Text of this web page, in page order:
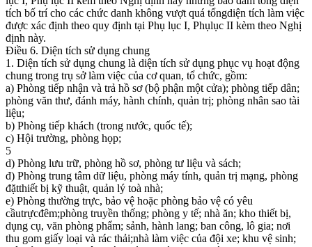
tích bố trí cho các chức danh không vượt quá tổngdiện tích làm việc
được xác định theo quy định tại Phụ lục I, Phụlục II kèm theo Nghị
định này.
Điều 6. Diện tích sử dụng chung
1. Diện tích sử dụng chung là diện tích sử dụng phục vụ hoạt động
chung trong trụ sở làm việc của cơ quan, tổ chức, gồm:
a) Phòng tiếp nhận và trả hồ sơ (bộ phận một cửa); phòng tiếp dân;
phòng văn thư, đánh máy, hành chính, quản trị; phòng nhân sao tài
liệu;
b) Phòng tiếp khách (trong nước, quốc tế);
c) Hội trường, phòng họp;
5
d) Phòng lưu trữ, phòng hồ sơ, phòng tư liệu và sách;
đ) Phòng trung tâm dữ liệu, phòng máy tính, quản trị mạng, phòng
đặtthiết bị kỹ thuật, quản lý toà nhà;
e) Phòng thường trực, bảo vệ hoặc phòng bảo vệ có yêu
cầutrựcđêm;phòng truyền thống; phòng y tế; nhà ăn; kho thiết bị,
dụng cụ, văn phòng phẩm; sảnh, hành lang; ban công, lô gia; nơi
thu gom giấy loại và rác thải;nhà làm việc của đội xe; khu vệ sinh;